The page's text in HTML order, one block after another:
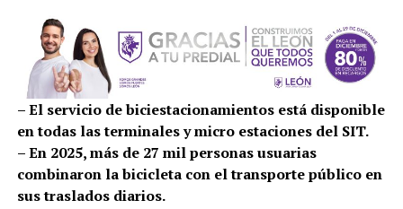
– El servicio de biciestacionamientos está disponible
en todas las terminales y micro estaciones del SIT.
– En 2025, más de 27 mil personas usuarias
combinaron la bicicleta con el transporte público en
sus traslados diarios.